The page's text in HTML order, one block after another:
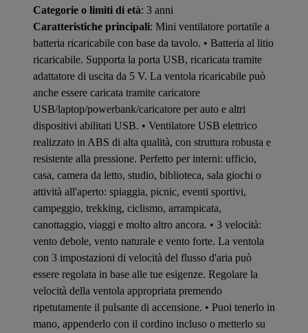
Categorie o limiti di età: 3 anni
Caratteristiche principali: Mini ventilatore portatile a
batteria ricaricabile con base da tavolo. • Batteria al litio
ricaricabile. Supporta la porta USB, ricaricata tramite
adattatore di uscita da 5 V. La ventola ricaricabile può
anche essere caricata tramite caricatore
USB/laptop/powerbank/caricatore per auto e altri
dispositivi abilitati USB. • Ventilatore USB elettrico
realizzato in ABS di alta qualità, con struttura robusta e
resistente alla pressione. Perfetto per interni: ufficio,
casa, camera da letto, studio, biblioteca, sala giochi o
attività all'aperto: spiaggia, picnic, eventi sportivi,
campeggio, trekking, ciclismo, arrampicata,
canottaggio, viaggi e molto altro ancora. • 3 velocità:
vento debole, vento naturale e vento forte. La ventola
con 3 impostazioni di velocità del flusso d'aria può
essere regolata in base alle tue esigenze. Regolare la
velocità della ventola appropriata premendo
ripetutamente il pulsante di accensione. • Puoi tenerlo in
mano, appenderlo con il cordino incluso o metterlo su